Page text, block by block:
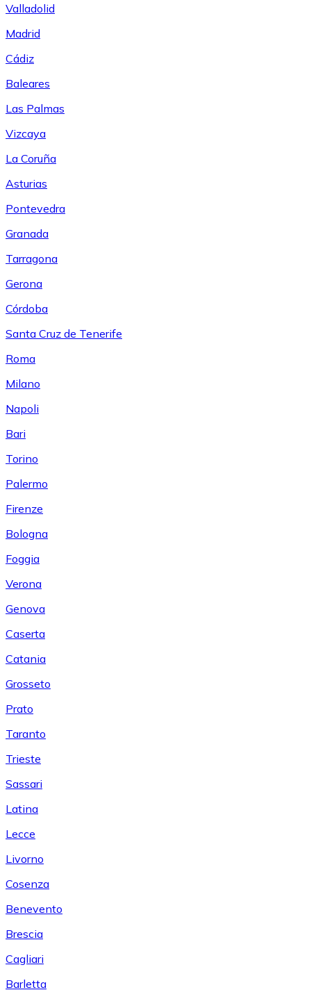
Valladolid
Madrid
Cádiz
Baleares
Las Palmas
Vizcaya
La Coruña
Asturias
Pontevedra
Granada
Tarragona
Gerona
Córdoba
Santa Cruz de Tenerife
Roma
Milano
Napoli
Bari
Torino
Palermo
Firenze
Bologna
Foggia
Verona
Genova
Caserta
Catania
Grosseto
Prato
Taranto
Trieste
Sassari
Latina
Lecce
Livorno
Cosenza
Benevento
Brescia
Cagliari
Barletta